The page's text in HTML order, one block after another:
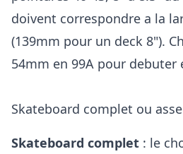
doivent correspondre a la
(139mm pour un deck 8").
54mm en 99A pour debuter
Skateboard complet ou
Skateboard complet : le